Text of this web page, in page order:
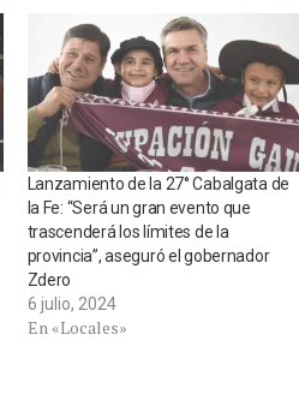
Lanzamiento de la 27° Cabalgata de
la Fe: “Será un gran evento que
trascenderá los límites de la
provincia”, aseguró el gobernador
Zdero
6 julio, 2024
En «Locales»